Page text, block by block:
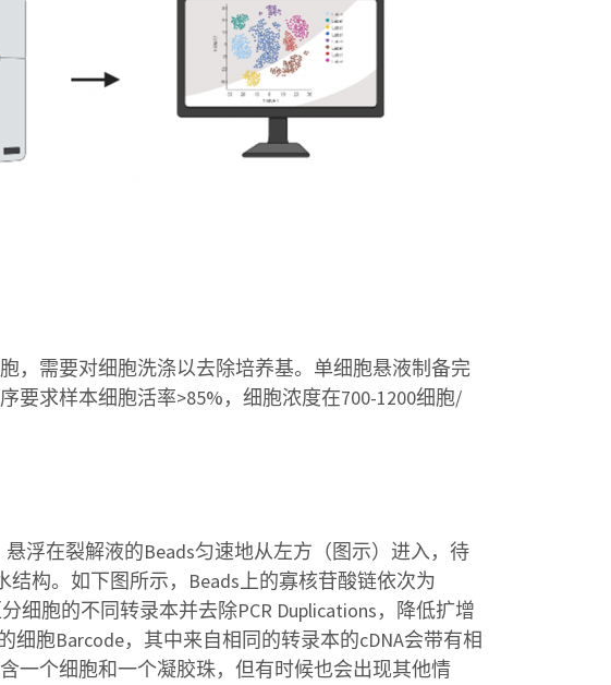
需要对细胞洗涤以去除培养基。单细胞悬液制备完
求样本细胞活率>85%，细胞浓度在700-1200细胞/
浮在裂解液的Beads匀速地从左方（图示）进入，待
构。如下图所示，Beads上的寡核苷酸链依次为
细胞的不同转录本并去除PCR Duplications，降低扩增
胞Barcode，其中来自相同的转录本的cDNA会带有相
一个细胞和一个凝胶珠，但有时候也会出现其他情